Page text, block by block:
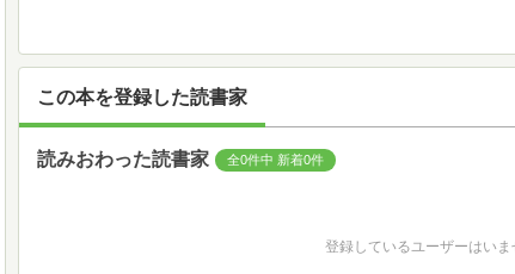
この本を登録した読書家
読みおわった読書家 全0件中 新着0件
登録しているユーザーはいま